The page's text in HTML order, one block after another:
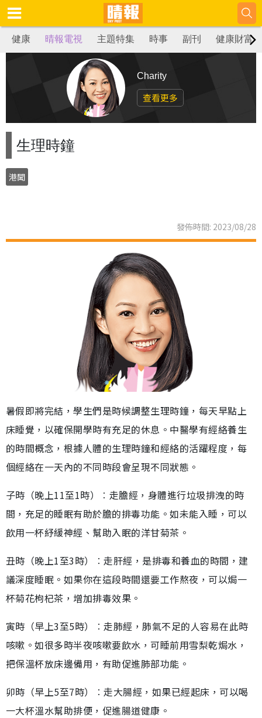
健康 晴報電視 主題特集 時事 副刊 健康財富
Charity
查看更多
生理時鐘
港聞
發佈時間: 2023/08/28
暑假即將完結，學生們是時候調整生理時鐘，每天早點上
床睡覺，以確保開學時有充足的休息。中醫學有經絡養生
的時間概念，根據人體的生理時鐘和經絡的活躍程度，每
個經絡在一天內的不同時段會呈現不同狀態。
子時（晚上11至1時）︰走膽經，身體進行垃圾排洩的時
間，充足的睡眠有助於膽的排毒功能。如未能入睡，可以
飲用一杯紓緩神經、幫助入眠的洋甘菊茶。
丑時（晚上1至3時）︰走肝經，是排毒和養血的時間，建
議深度睡眠。如果你在這段時間還要工作熬夜，可以焗一
杯菊花枸杞茶，增加排毒效果。
寅時（早上3至5時）︰走肺經，肺氣不足的人容易在此時
咳嗽。如很多時半夜咳嗽要飲水，可睡前用雪梨乾焗水，
把保溫杯放床邊備用，有助促進肺部功能。
卯時（早上5至7時）︰走大腸經，如果已經起床，可以喝
一大杯溫水幫助排便，促進腸道健康。